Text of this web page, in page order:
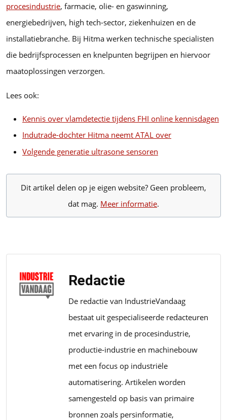
procesindustrie, farmacie, olie- en gaswinning,
energiebedrijven, high tech-sector, ziekenhuizen en de
installatiebranche. Bij Hitma werken technische specialisten
die bedrijfsprocessen en knelpunten begrijpen en hiervoor
maatoplossingen verzorgen.
Lees ook:
Kennis over vlamdetectie tijdens FHI online kennisdagen
Indutrade-dochter Hitma neemt ATAL over
Volgende generatie ultrasone sensoren
Dit artikel delen op je eigen website? Geen probleem,
dat mag. Meer informatie.
Redactie
De redactie van IndustrieVandaag
bestaat uit gespecialiseerde redacteuren
met ervaring in de procesindustrie,
productie-industrie en machinebouw
met een focus op industriële
automatisering. Artikelen worden
samengesteld op basis van primaire
bronnen zoals persinformatie,